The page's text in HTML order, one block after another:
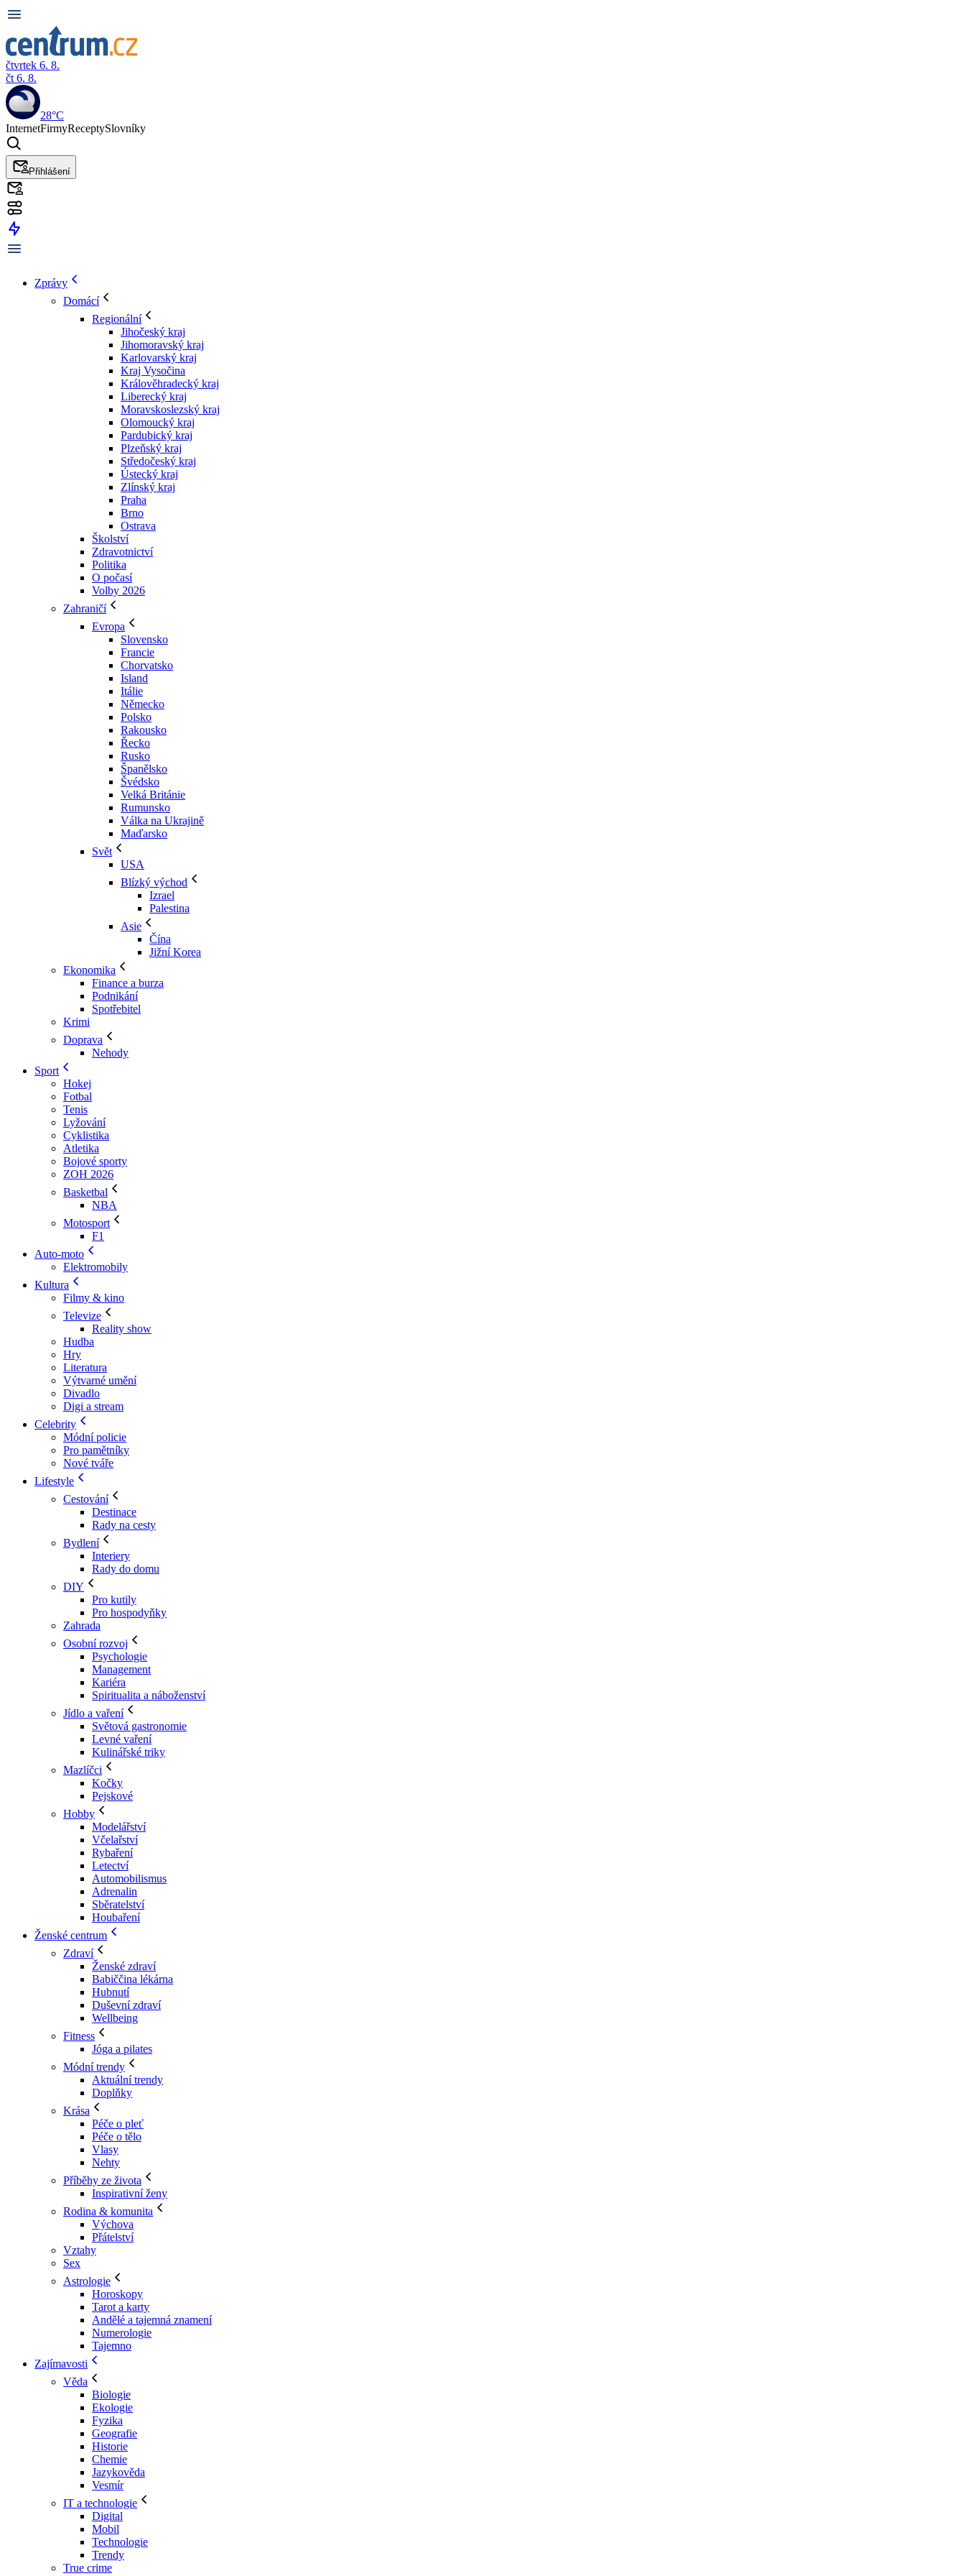
čtvrtek 6. 8.
čt 6. 8.
28°C
InternetFirmyReceptySlovníky
Přihlášení
Zprávy
Domácí
Regionální
Jihočeský kraj
Jihomoravský kraj
Karlovarský kraj
Kraj Vysočina
Králověhradecký kraj
Liberecký kraj
Moravskoslezský kraj
Olomoucký kraj
Pardubický kraj
Plzeňský kraj
Středočeský kraj
Ústecký kraj
Zlínský kraj
Praha
Brno
Ostrava
Školství
Zdravotnictví
Politika
O počasí
Volby 2026
Zahraničí
Evropa
Slovensko
Francie
Chorvatsko
Island
Itálie
Německo
Polsko
Rakousko
Řecko
Rusko
Španělsko
Švédsko
Velká Británie
Rumunsko
Válka na Ukrajině
Maďarsko
Svět
USA
Blízký východ
Izrael
Palestina
Asie
Čína
Jižní Korea
Ekonomika
Finance a burza
Podnikání
Spotřebitel
Krimi
Doprava
Nehody
Sport
Hokej
Fotbal
Tenis
Lyžování
Cyklistika
Atletika
Bojové sporty
ZOH 2026
Basketbal
NBA
Motosport
F1
Auto-moto
Elektromobily
Kultura
Filmy & kino
Televize
Reality show
Hudba
Hry
Literatura
Výtvarné umění
Divadlo
Digi a stream
Celebrity
Módní policie
Pro pamětníky
Nové tváře
Lifestyle
Cestování
Destinace
Rady na cesty
Bydlení
Interiery
Rady do domu
DIY
Pro kutily
Pro hospodyňky
Zahrada
Osobní rozvoj
Psychologie
Management
Kariéra
Spiritualita a náboženství
Jídlo a vaření
Světová gastronomie
Levné vaření
Kulinářské triky
Mazlíčci
Kočky
Pejskové
Hobby
Modelářství
Včelařství
Rybaření
Letectví
Automobilismus
Adrenalin
Sběratelství
Houbaření
Ženské centrum
Zdraví
Ženské zdraví
Babiččina lékárna
Hubnutí
Duševní zdraví
Wellbeing
Fitness
Jóga a pilates
Módní trendy
Aktuální trendy
Doplňky
Krása
Péče o pleť
Péče o tělo
Vlasy
Nehty
Příběhy ze života
Inspirativní ženy
Rodina & komunita
Výchova
Přátelství
Vztahy
Sex
Astrologie
Horoskopy
Tarot a karty
Andělé a tajemná znamení
Numerologie
Tajemno
Zajímavosti
Věda
Biologie
Ekologie
Fyzika
Geografie
Historie
Chemie
Jazykověda
Vesmír
IT a technologie
Digital
Mobil
Technologie
Trendy
True crime